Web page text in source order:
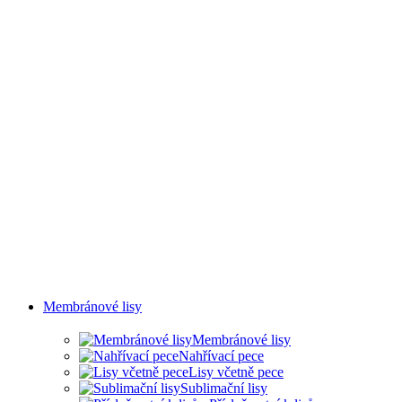
Membránové lisy
Membránové lisy
Nahřívací pece
Lisy včetně pece
Sublimační lisy